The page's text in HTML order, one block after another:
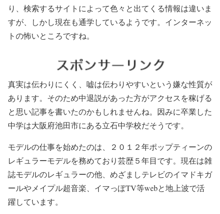
り、検索するサイトによって色々と出てくる情報は違いま
すが、しかし現在も通学しているようです。インターネッ
トの怖いところですね。
真実は伝わりにくく、嘘は伝わりやすいという嫌な性質が
あります。そのため中退説があった方がアクセスを稼げる
と思い記事を書いたのかもしれませんね。因みに卒業した
中学は大阪府池田市にある立石中学校だそうです。
モデルの仕事を始めたのは、２０１２年ポップティーンの
レギュラーモデルを務めており芸歴５年目です。現在は雑
誌モデルのレギュラーの他、めざましテレビのイマドキガ
ールやメイプル超音楽、イマっぽTV等webと地上波で活
躍しています。